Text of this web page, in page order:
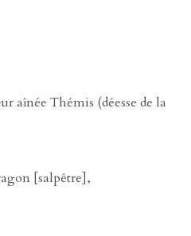
aînée Thémis (déesse de la
[salpêtre],